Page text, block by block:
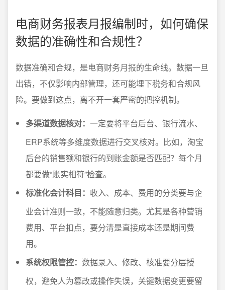
电商财务报表月报编制时，如何确保
数据的准确性和合规性？
数据准确和合规，是电商财务月报的生命线。数据一旦
出错，不仅影响内部管理，还可能埋下税务和合规风
险。要做到这点，离不开一套严密的把控机制。
多渠道数据核对： 一定要将平台后台、银行流水、
ERP系统等多维度数据进行交叉核对。比如，淘宝
后台的销售额和银行的到账金额是否匹配？每个月
都要做“账实相符”检查。
标准化会计科目： 收入、成本、费用的分类要与企
业会计准则一致，不能随意归类。尤其是各种营销
费用、平台扣点，要分清是直接成本还是期间费
用。
系统权限管控： 数据录入、修改、核准要分层授
权，避免人为篡改或操作失误，关键数据变更要留